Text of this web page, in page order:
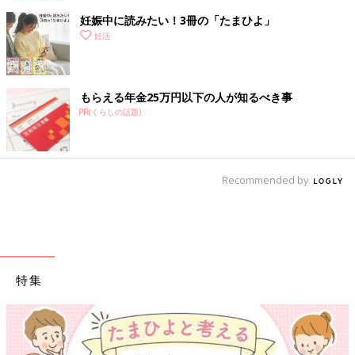
妊娠中に読みたい！3冊の「たまひよ」
妊活
もらえる年金25万円以下の人が知るべき事
PR(くらしの話題)
Recommended by
特集